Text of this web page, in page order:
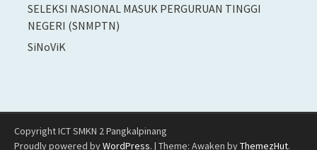
SELEKSI NASIONAL MASUK PERGURUAN TINGGI
NEGERI (SNMPTN)
SiNoViK
Copyright ICT SMKN 2 Pangkalpinang
Proudly powered byWordPress. | Theme: Awaken byThemezHut.